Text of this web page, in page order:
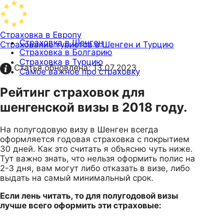
Страховка в Европу
Страхование туристов в Шенген и Турцию
Страховка в Шенген
Страховка в Болгарию
Страховка в Турцию
Самое важное про страховку
Статья обновлена:13.07.2023
Рейтинг страховок для
шенгенской визы в 2018 году.
На полугодовую визу в Шенген всегда
оформляется годовая страховка с покрытием
30 дней. Как это считать я объясню чуть ниже.
Тут важно знать, что нельзя оформить полис на
2-3 дня, вам могут либо отказать в визе, либо
выдать на самый минимальный срок.
Если лень читать, то для полугодовой визы
лучше всего оформить эти страховые: